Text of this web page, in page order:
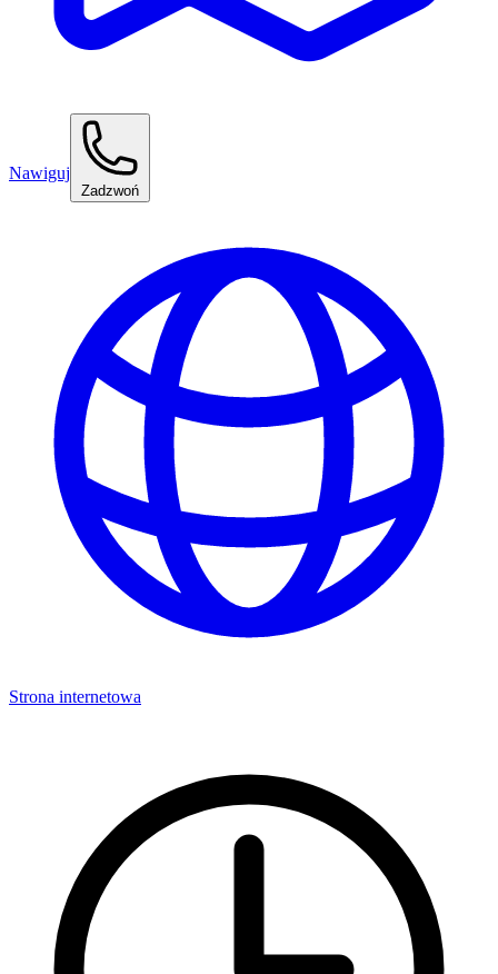
Nawiguj
Zadzwoń
Strona internetowa